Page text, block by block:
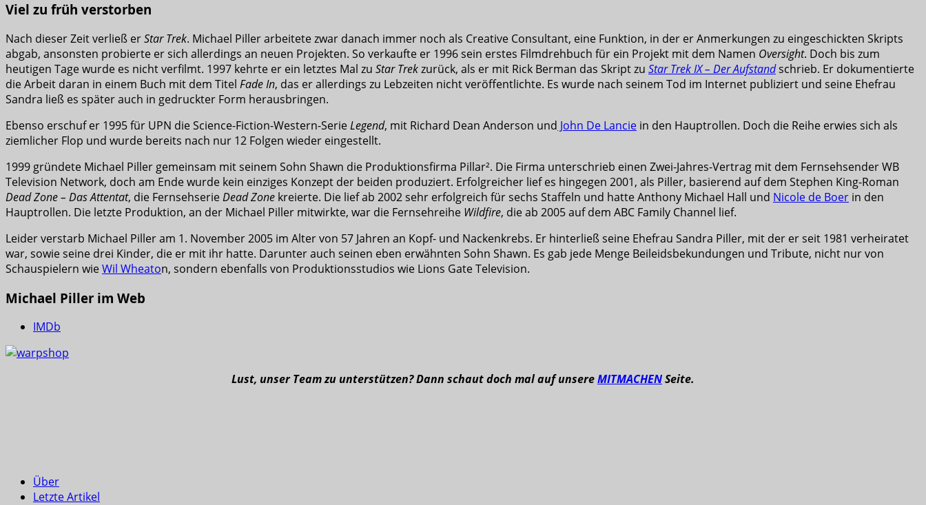
Viel zu früh verstorben
Nach dieser Zeit verließ erStar Trek. Michael Piller arbeitete zwar danach immer noch als Creative Consultant, eine Funktion, in der er Anmerkungen zu eingeschickten Skripts
abgab, ansonsten probierte er sich allerdings an neuen Projekten. So verkaufte er 1996 sein erstes Filmdrehbuch für ein Projekt mit dem Namen Oversight. Doch bis zum
heutigen Tage wurde es nicht verfilmt. 1997 kehrte er ein letztes Mal zu Star Trekzurück, als er mit Rick Berman das Skript zu Star Trek IX – Der Aufstandschrieb. Er dokumentierte
die Arbeit daran in einem Buch mit dem Titel Fade In, das er allerdings zu Lebzeiten nicht veröffentlichte. Es wurde nach seinem Tod im Internet publiziert und seine Ehefrau
Sandra ließ es später auch in gedruckter Form herausbringen.
Ebenso erschuf er 1995 für UPN die Science-Fiction-Western-SerieLegend, mit Richard Dean Anderson und John De Lancie in den Hauptrollen. Doch die Reihe erwies sich als
ziemlicher Flop und wurde bereits nach nur 12 Folgen wieder eingestellt.
1999 gründete Michael Piller gemeinsam mit seinem Sohn Shawn die Produktionsfirma Pillar². Die Firma unterschrieb einen Zwei-Jahres-Vertrag mit dem Fernsehsender WB
Television Network, doch am Ende wurde kein einziges Konzept der beiden produziert. Erfolgreicher lief es hingegen 2001, als Piller, basierend auf dem Stephen King-Roman
Dead Zone – Das Attentat, die FernsehserieDead Zone kreierte. Die lief ab 2002 sehr erfolgreich für sechs Staffeln und hatte Anthony Michael Hall und Nicole de Boer in den
Hauptrollen. Die letzte Produktion, an der Michael Piller mitwirkte, war die Fernsehreihe Wildfire, die ab 2005 auf dem ABC Family Channel lief.
Leider verstarb Michael Piller am 1. November 2005 im Alter von 57 Jahren an Kopf- und Nackenkrebs. Er hinterließ seine Ehefrau Sandra Piller, mit der er seit 1981 verheiratet
war, sowie seine drei Kinder, die er mit ihr hatte. Darunter auch seinen eben erwähnten Sohn Shawn. Es gab jede Menge Beileidsbekundungen und Tribute, nicht nur von
Schauspielern wieWil Wheaton, sondern ebenfalls von Produktionsstudios wie Lions Gate Television.
Michael Piller im Web
IMDb
Lust, unser Team zu unterstützen? Dann schaut doch mal auf unsereMITMACHENSeite.
Über
Letzte Artikel